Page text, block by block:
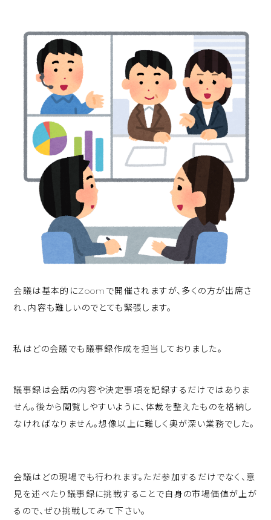
会議は基本的にZoomで開催されますが、多くの方が出席さ
れ、内容も難しいのでとても緊張します。
私はどの会議でも議事録作成を担当しておりました。
議事録は会話の内容や決定事項を記録するだけではありま
せん。後から閲覧しやすいように、体裁を整えたものを格納し
なければなりません。想像以上に難しく奥が深い業務でした。
会議はどの現場でも行われます。ただ参加するだけでなく、意
見を述べたり議事録に挑戦することで自身の市場価値が上が
るので、ぜひ挑戦してみて下さい。